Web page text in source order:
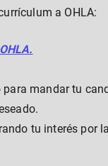
a OHLA:
mandar tu
tu interés por